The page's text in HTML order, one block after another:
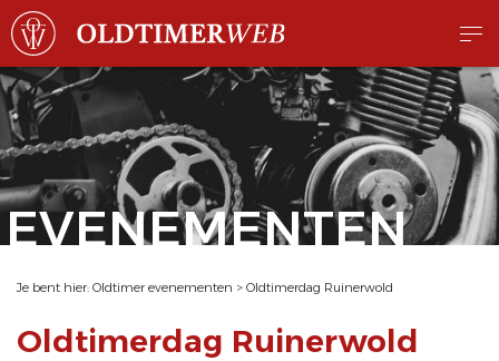
EVENEMENTEN
Je bent hier: Oldtimer evenementen > Oldtimerdag Ruinerwold
Oldtimerdag Ruinerwold